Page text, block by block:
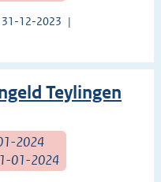
12-2023
Teylingen
2024
01-2024